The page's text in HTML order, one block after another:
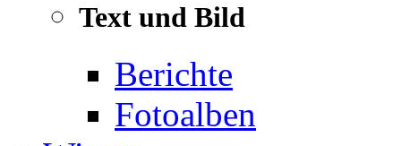
Text und Bild
Berichte
Fotoalben